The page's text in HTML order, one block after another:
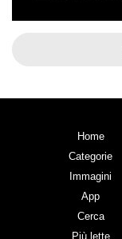
Home
Categorie
Immagini
App
Cerca
Più lette